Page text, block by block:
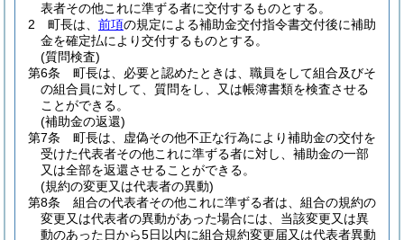
表者その他これに準ずる者に交付するものとする。
2
町長は、 前項の規定による補助金交付指令書交付後に補助
金を確定払により交付するものとする。
(質問検査)
第6条
町長は、必要と認めたときは、職員をして組合及びそ
の組合員に対して、質問をし、又は帳簿書類を検査させる
ことができる。
(補助金の返還)
第7条
町長は、虚偽その他不正な行為により補助金の交付を
受けた代表者その他これに準ずる者に対し、補助金の一部
又は全部を返還させることができる。
(規約の変更又は代表者の異動)
第8条
組合の代表者その他これに準ずる者は、組合の規約の
変更又は代表者の異動があった場合には、当該変更又は異
動のあった日から5日以内に組合規約変更届又は代表者異動